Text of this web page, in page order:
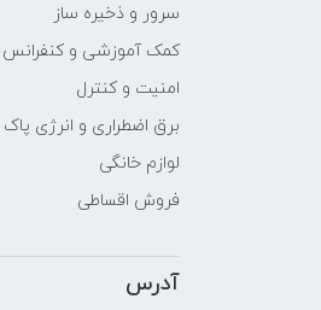
سرور و ذخیره ساز
کمک آموزشی و کنفرانس
امنیت و کنترل
برق اضطراری و انرژی پاک
لوازم خانگی
فروش اقساطی
آدرس